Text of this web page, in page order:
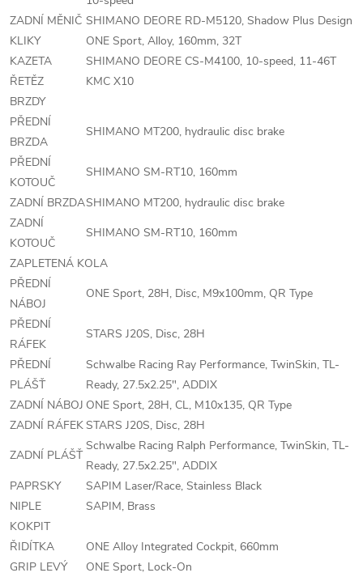
ZADNÍ MĚNIČ SHIMANO DEORE RD-M5120, Shadow Plus Design
KLIKY
ONE Sport, Alloy, 160mm, 32T
KAZETA
SHIMANO DEORE CS-M4100, 10-speed, 11-46T
ŘETĚZ
KMC X10
BRZDY
PŘEDNÍ
BRZDA
SHIMANO MT200, hydraulic disc brake
PŘEDNÍ
KOTOUČ
SHIMANO SM-RT10, 160mm
ZADNÍ BRZDASHIMANO MT200, hydraulic disc brake
ZADNÍ
KOTOUČ
SHIMANO SM-RT10, 160mm
ZAPLETENÁ KOLA
PŘEDNÍ
NÁBOJ
ONE Sport, 28H, Disc, M9x100mm, QR Type
PŘEDNÍ
RÁFEK
STARS J20S, Disc, 28H
PŘEDNÍ
PLÁŠŤ
Schwalbe Racing Ray Performance, TwinSkin, TL-
Ready, 27.5x2.25", ADDIX
ZADNÍ NÁBOJ ONE Sport, 28H, CL, M10x135, QR Type
ZADNÍ RÁFEK STARS J20S, Disc, 28H
ZADNÍ PLÁŠŤ
Schwalbe Racing Ralph Performance, TwinSkin, TL-
Ready, 27.5x2.25", ADDIX
PAPRSKY
SAPIM Laser/Race, Stainless Black
NIPLE
SAPIM, Brass
KOKPIT
ŘIDÍTKA
ONE Alloy Integrated Cockpit, 660mm
GRIP LEVÝ
ONE Sport, Lock-On